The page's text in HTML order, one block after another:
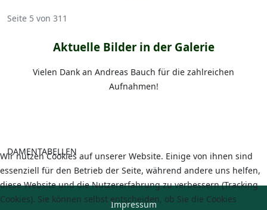
Seite 5 von 311
Aktuelle Bilder in der Galerie
Vielen Dank an Andreas Bauch für die zahlreichen
Aufnahmen!
DAMENTABELLEN
Impressum
Wir nutzen Cookies auf unserer Website. Einige von ihnen sind
essenziell für den Betrieb der Seite, während andere uns helfen,
diese Website und die Nutzererfahrung zu verbessern (Tracking
Cookies). Sie können selbst entscheiden, ob Sie die Cookies